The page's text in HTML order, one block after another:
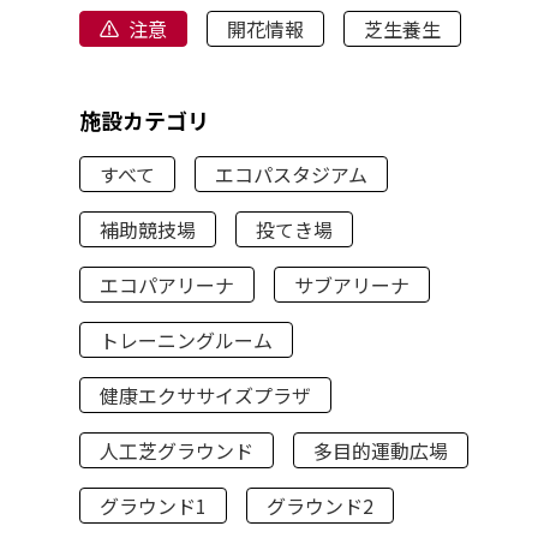
注意 開花情報 芝生養生
施設カテゴリ
すべて
エコパスタジアム
補助競技場
投てき場
エコパアリーナ
サブアリーナ
トレーニングルーム
健康エクササイズプラザ
人工芝グラウンド
多目的運動広場
グラウンド1
グラウンド2